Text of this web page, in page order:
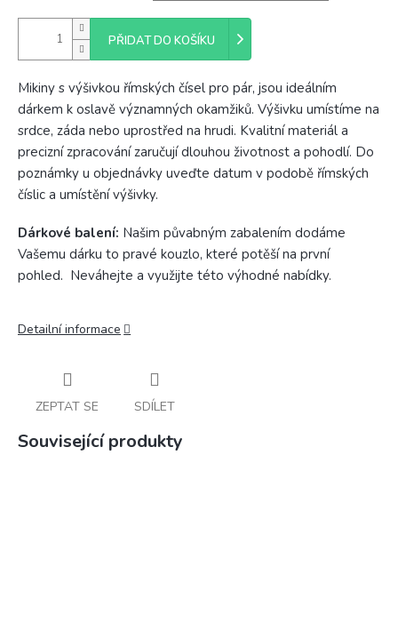
PŘIDAT DO KOŠÍKU
Mikiny s výšivkou římských čísel pro pár, jsou ideálním
dárkem k oslavě významných okamžiků. Výšivku umístíme na
srdce, záda nebo uprostřed na hrudi. Kvalitní materiál a
precizní zpracování zaručují dlouhou životnost a pohodlí. Do
poznámky u objednávky uveďte datum v podobě římských
číslic a umístění výšivky.
Dárkové balení: Našim půvabným zabalením dodáme
Vašemu dárku to pravé kouzlo, které potěší na první
pohled. Neváhejte a využijte této výhodné nabídky.
Detailní informace
ZEPTAT SE SDÍLET
Související produkty